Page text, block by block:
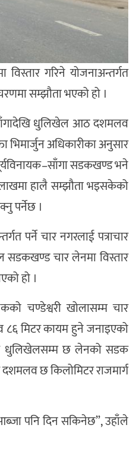
गरिने योजनाअन्तर्गत
सम्झौता भएको हो ।
धुलिखेल आठ दशमलव
भिमार्जुन अधिकारीका अनुसार
सडकखण्ड भने
हालै सम्झौता भइसकेको
पर्नेछ ।
पर्ने चार नगरलाई पत्राचार
सडकखण्ड चार लेनमा विस्तार
हो ।
चण्डेश्वरी खोलासम्म चार
८६ मिटर कायम हुने जनाइएको
धुलिखेलसम्म छ लेनको सडक
छ किलोमिटर राजमार्ग
पनि दिन सकिनेछ”, उहाँले